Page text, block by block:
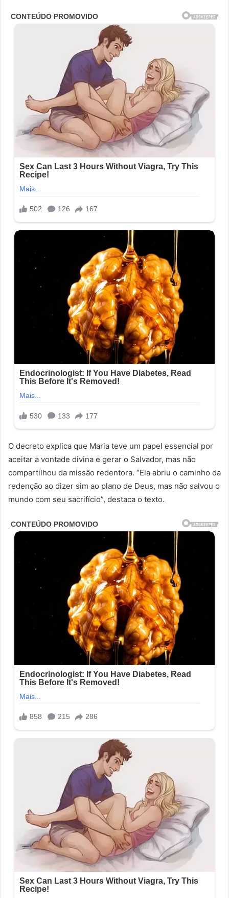
O decreto explica que Maria teve um papel essencial por
aceitar a vontade divina e gerar o Salvador, mas não
compartilhou da missão redentora. “Ela abriu o caminho da
redenção ao dizer sim ao plano de Deus, mas não salvou o
mundo com seu sacrifício”, destaca o texto.